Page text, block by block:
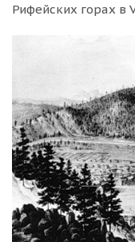
Рифейских горах в